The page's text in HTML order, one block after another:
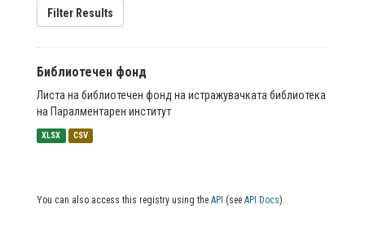
Filter Results
Библиотечен фонд
Листа на библиотечен фонд на истражувачката библиотека
на Паралментарен институт
XLSX CSV
You can also access this registry using the API (see API Docs).